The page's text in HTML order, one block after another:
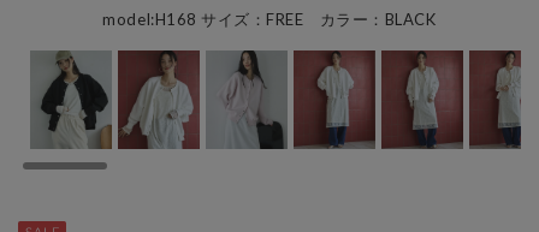
model:H168 サイズ：FREE カラー：BLACK